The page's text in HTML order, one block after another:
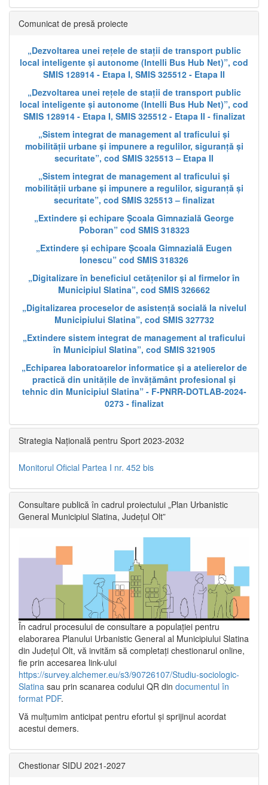
Comunicat de presă proiecte
„Dezvoltarea unei rețele de stații de transport public
local inteligente și autonome (Intelli Bus Hub Net)”, cod
SMIS 128914 - Etapa I, SMIS 325512 - Etapa II
„Dezvoltarea unei rețele de stații de transport public
local inteligente și autonome (Intelli Bus Hub Net)”, cod
SMIS 128914 - Etapa I, SMIS 325512 - Etapa II - finalizat
„Sistem integrat de management al traficului și
mobilității urbane și impunere a regulilor, siguranță și
securitate”, cod SMIS 325513 – Etapa II
„Sistem integrat de management al traficului și
mobilității urbane și impunere a regulilor, siguranță și
securitate”, cod SMIS 325513 – finalizat
„Extindere și echipare Școala Gimnazială George
Poboran” cod SMIS 318323
„Extindere și echipare Școala Gimnazială Eugen
Ionescu” cod SMIS 318326
„Digitalizare în beneficiul cetățenilor și al firmelor în
Municipiul Slatina”, cod SMIS 326662
„Digitalizarea proceselor de asistență socială la nivelul
Municipiului Slatina”, cod SMIS 327732
„Extindere sistem integrat de management al traficului
în Municipiul Slatina”, cod SMIS 321905
„Echiparea laboratoarelor informatice și a atelierelor de
practică din unitățile de învățământ profesional și
tehnic din Municipiul Slatina” - F-PNRR-DOTLAB-2024-
0273 - finalizat
Strategia Națională pentru Sport 2023-2032
Monitorul Oficial Partea I nr. 452 bis
Consultare publică în cadrul proiectului „Plan Urbanistic
General Municipiul Slatina, Județul Olt”
În cadrul procesului de consultare a populaţiei pentru
elaborarea Planului Urbanistic General al Municipiului Slatina
din Județul Olt, vă invităm să completați chestionarul online,
fie prin accesarea link-ului
https://survey.alchemer.eu/s3/90726107/Studiu-sociologic-
Slatina sau prin scanarea codului QR din documentul în
format PDF.
Vă mulţumim anticipat pentru efortul şi sprijinul acordat
acestui demers.
Chestionar SIDU 2021-2027